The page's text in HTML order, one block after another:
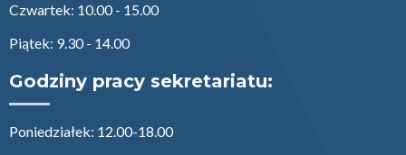
Czwartek: 10.00 - 15.00
Piątek: 9.30 - 14.00
Godziny pracy sekretariatu:
Poniedziałek: 12.00-18.00